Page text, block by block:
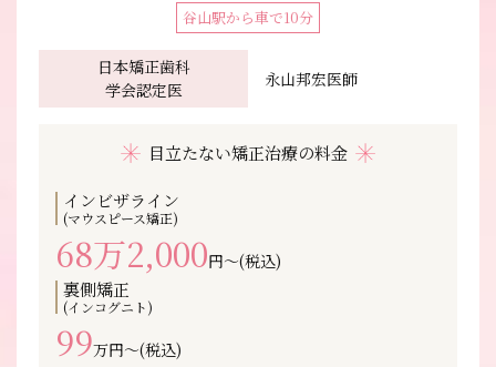
谷山駅から車で10分
⽇本矯正⻭科
学会認定医
永山邦宏医師
目立たない矯正治療の料金
インビザライン
(マウスピース矯正)
68万2,000円〜(税込)
裏側矯正
(インコグニト)
99万円〜(税込)